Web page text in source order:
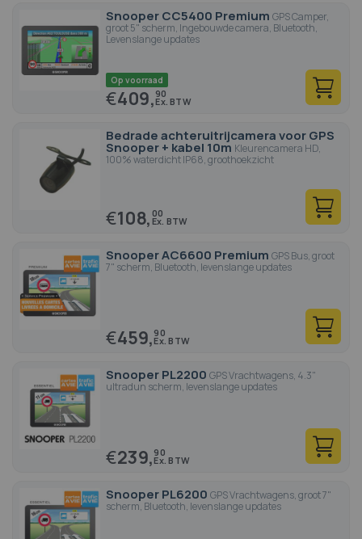
Snooper CC5400 Premium GPS Camper,
groot 5" scherm, Ingebouwde camera, Bluetooth,
Levenslange updates
Op voorraad
€409,90
Bedrade achteruitrijcamera voor GPS
Snooper + kabel 10m Kleurencamera HD,
100% waterdicht IP68, groothoekzicht
€108,00
Snooper AC6600 Premium GPS Bus, groot
7" scherm, Bluetooth, levenslange updates
€459,90
Snooper PL2200 GPS Vrachtwagens, 4.3"
ultradun scherm, levenslange updates
€239,90
Snooper PL6200 GPS Vrachtwagens, groot 7"
scherm, Bluetooth, levenslange updates